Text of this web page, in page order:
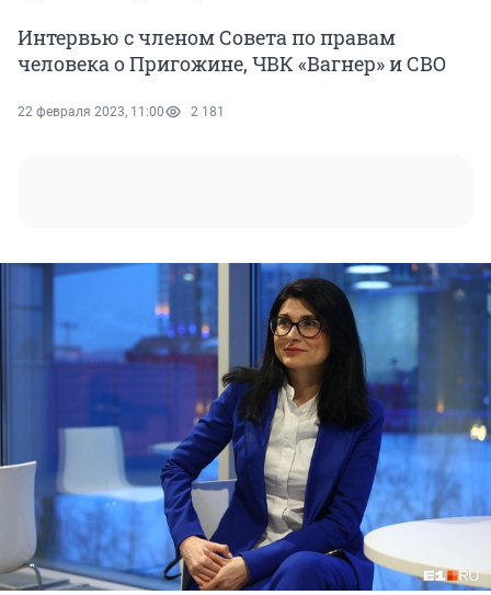
Интервью с членом Совета по правам
человека о Пригожине, ЧВК «Вагнер» и СВО
22 февраля 2023, 11:00 2 181